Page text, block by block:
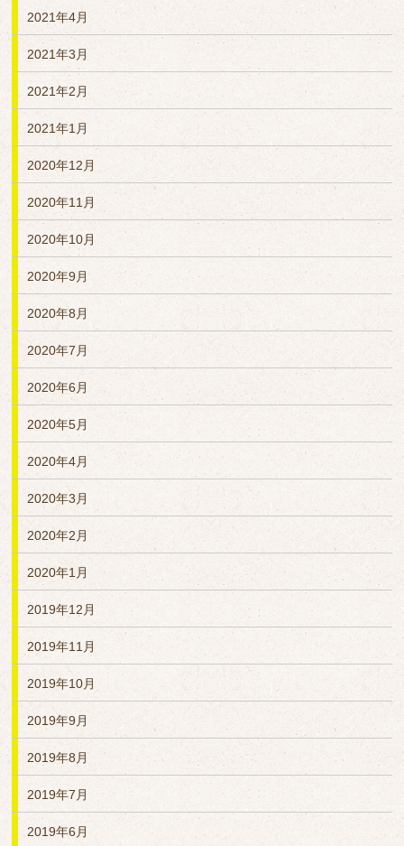
2021年4月
2021年3月
2021年2月
2021年1月
2020年12月
2020年11月
2020年10月
2020年9月
2020年8月
2020年7月
2020年6月
2020年5月
2020年4月
2020年3月
2020年2月
2020年1月
2019年12月
2019年11月
2019年10月
2019年9月
2019年8月
2019年7月
2019年6月